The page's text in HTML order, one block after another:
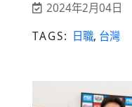
2024年2月04日
TAGS: 日職, 台灣